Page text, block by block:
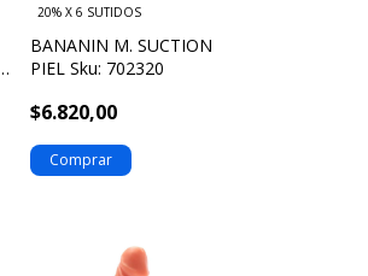
BANANIN M. SUCTION
PIEL Sku: 702320
$6.820,00
20% X 6 SUTIDOS